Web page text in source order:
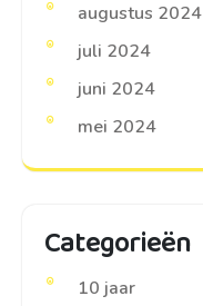
augustus 2024
juli 2024
juni 2024
mei 2024
Categorieën
10 jaar